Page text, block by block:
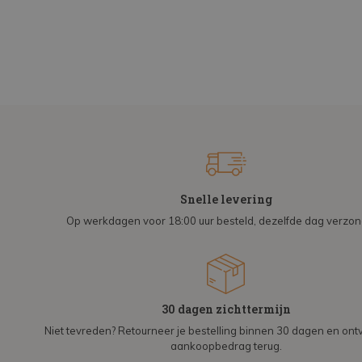
Snelle levering
Op werkdagen voor 18:00 uur besteld, dezelfde dag
30 dagen zichttermijn
Niet tevreden? Retourneer je bestelling binnen 30 dagen en
aankoopbedrag terug.